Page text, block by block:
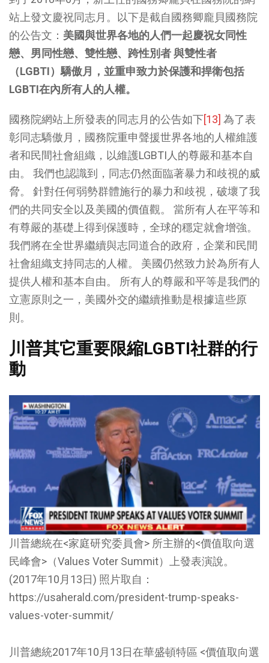
站上發文慶祝同志月。以下是截自國務卿龐貝國務院
的公告文： 美國與世界各地的人們一起慶祝女同性
戀、男同性戀、雙性戀、跨性別者 與雙性者
（LGBTI）驕傲月，並重申致力於保護和捍衛包括
LGBTI在內所有人的人權。
國務院網站上所發表的同志月的公告如下[13] 為了表
彰同志驕傲月，國務院重申聲援世界各地的人權維護
者和民間社會組織，以維護LGBTI人的尊嚴和基本自
由。 我們也認識到，同志仍然面臨著暴力和歧視的威
脅。 針對任何弱勢群體施行的暴力和歧視，破壞了我
們的共同安全以及美國的價值觀。 當所有人在平等和
有尊嚴的基礎上得到保護時，全球的穩定就會增強。
我們將在全世界繼續與志同道合的政府，企業和民間
社會組織支持同志的人權。 美國仍然致力於為所有人
提供人權和基本自由。 所有人的尊嚴和平等是我們的
立憲原則之一，美國外交的繼續推動是根據這些原
則。
川普其它重要限縮LGBTI社群的行
動
川普總統在<家庭研究委員會> 所主辦的<價值取向選
民峰會>（Values Voter Summit）上發表演說。
(2017年10月13日) 照片取自：
https://usaherald.com/president-trump-speaks-
values-voter-summit/
川普總統2017年10月13日在華盛頓特區 <價值取向選